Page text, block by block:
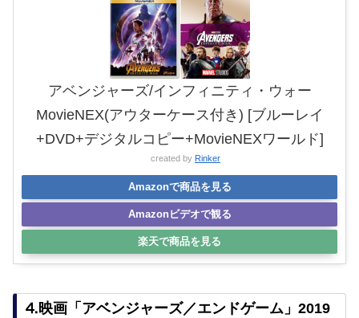
アベンジャーズ/インフィニティ・ウォー
MovieNEX(アウターケース付き) [ブルーレイ
+DVD+デジタルコピー+MovieNEXワールド]
created by Rinker
Amazonで商品を見る
Amazonビデオで観る
楽天で商品を見る
⒋映画「アベンジャーズ／エンドゲーム」2019